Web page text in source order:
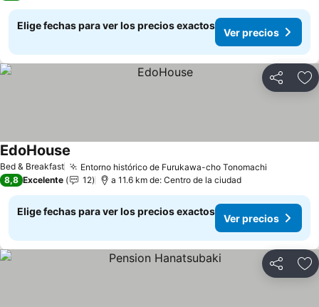
Elige fechas para ver los precios exactos
Ver precios
Compartir
Bed & Breakfast Entorno histórico de Furukawa-cho Tonomachi
EdoHouse
8,8 Excelente 12 a 11.6 km de: Centro de la ciudad
Elige fechas para ver los precios exactos
Ver precios
Compartir